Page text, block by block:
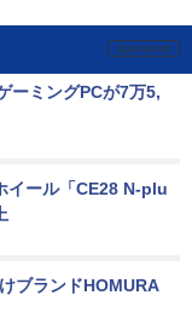
ーミングPCが7万5,
イール「CE28 N-plu
ブランドHOMURA